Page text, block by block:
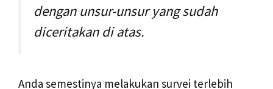
dengan unsur-unsur yang sudah
diceritakan di atas.
Anda semestinya melakukan survei terlebih